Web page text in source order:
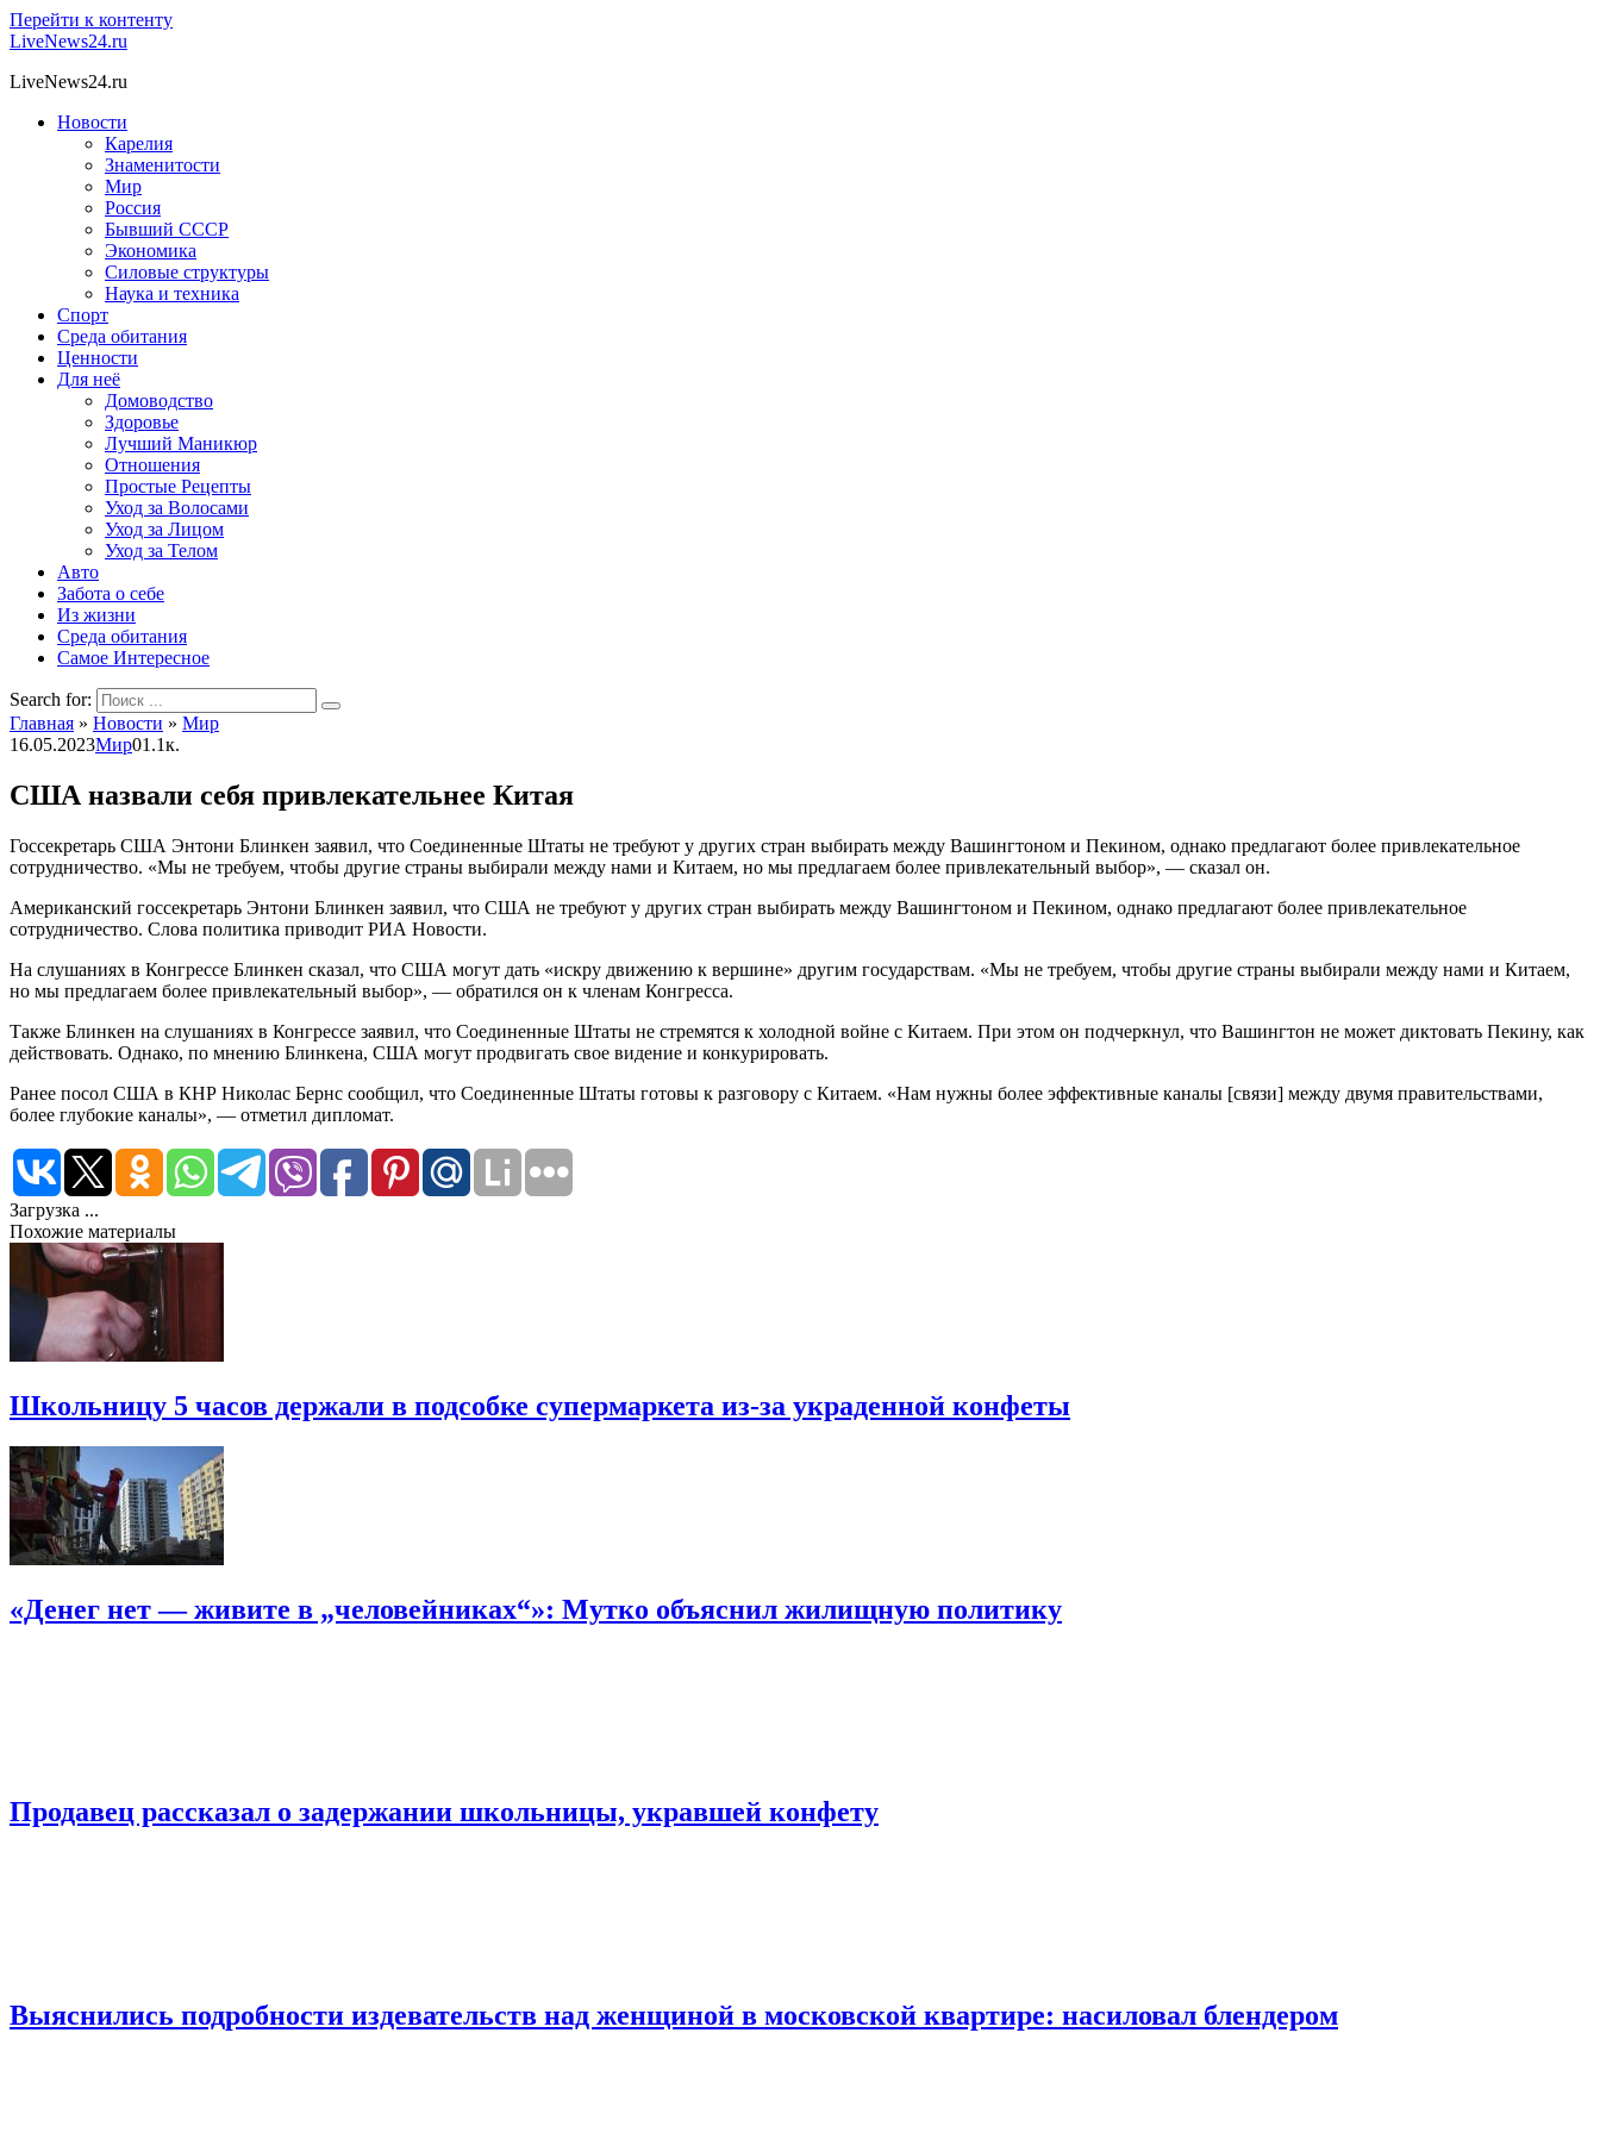
Перейти к контенту
LiveNews24.ru
LiveNews24.ru
Новости
Карелия
Знаменитости
Мир
Россия
Бывший СССР
Экономика
Силовые структуры
Наука и техника
Спорт
Среда обитания
Ценности
Для неё
Домоводство
Здоровье
Лучший Маникюр
Отношения
Простые Рецепты
Уход за Волосами
Уход за Лицом
Уход за Телом
Авто
Забота о себе
Из жизни
Среда обитания
Самое Интересное
Search for:
Главная » Новости » Мир
16.05.2023Мир01.1к.
США назвали себя привлекательнее Китая
Госсекретарь США Энтони Блинкен заявил, что Соединенные Штаты не требуют у других стран выбирать между Вашингтоном и Пекином, однако предлагают более привлекательное
сотрудничество. «Мы не требуем, чтобы другие страны выбирали между нами и Китаем, но мы предлагаем более привлекательный выбор», — сказал он.
Американский госсекретарь Энтони Блинкен заявил, что США не требуют у других стран выбирать между Вашингтоном и Пекином, однако предлагают более привлекательное
сотрудничество. Слова политика приводит РИА Новости.
На слушаниях в Конгрессе Блинкен сказал, что США могут дать «искру движению к вершине» другим государствам. «Мы не требуем, чтобы другие страны выбирали между нами и Китаем,
но мы предлагаем более привлекательный выбор», — обратился он к членам Конгресса.
Также Блинкен на слушаниях в Конгрессе заявил, что Соединенные Штаты не стремятся к холодной войне с Китаем. При этом он подчеркнул, что Вашингтон не может диктовать Пекину, как
действовать. Однако, по мнению Блинкена, США могут продвигать свое видение и конкурировать.
Ранее посол США в КНР Николас Бернс сообщил, что Соединенные Штаты готовы к разговору с Китаем. «Нам нужны более эффективные каналы [связи] между двумя правительствами,
более глубокие каналы», — отметил дипломат.
Загрузка ...
Похожие материалы
Школьницу 5 часов держали в подсобке супермаркета из-за украденной конфеты
«Денег нет — живите в „человейниках“»: Мутко объяснил жилищную политику
Продавец рассказал о задержании школьницы, укравшей конфету
Выяснились подробности издевательств над женщиной в московской квартире: насиловал блендером